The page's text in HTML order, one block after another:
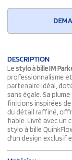
DESCRIPTION
Le stylo à bille IM
professionnalisme
partenaire idéal,
sans égale. Sa
finitions inspirées
du détail raffiné,
fiable. Livré avec un
stylo à bille
d'un design exclusif